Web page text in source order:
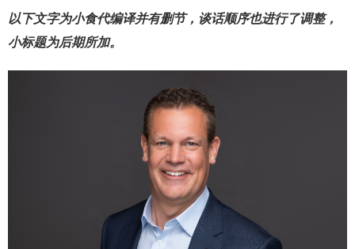
以下文字为小食代编译并有删节，谈话顺序也进行了调整，
小标题为后期所加。